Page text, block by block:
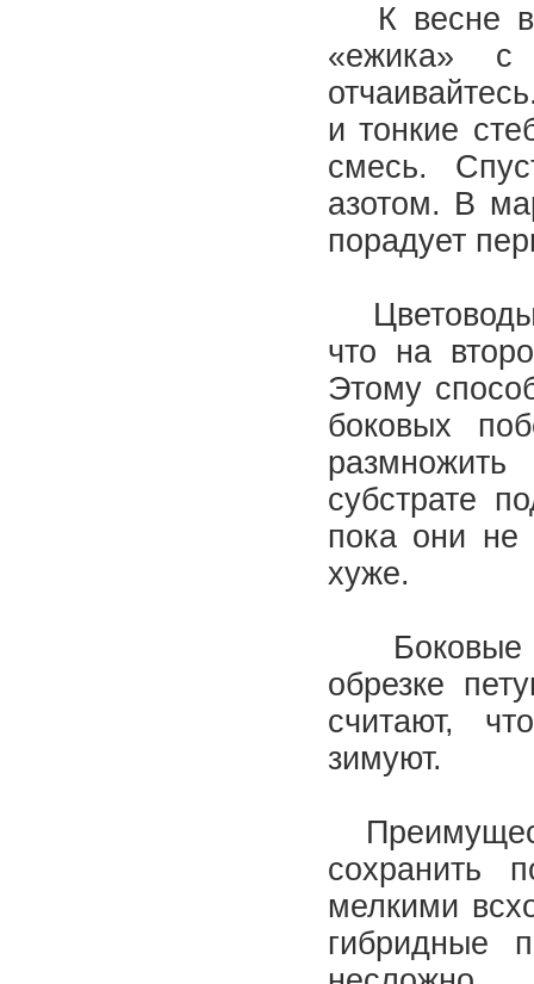
К весне
«ежика» с
и тонкие
смесь.
азотом. В
порадует
что на
Этому
боковых
субстрате
пока они
хуже.
Боковые
обрезке
считают,
зимуют.
сохранить
мелкими
гибридные